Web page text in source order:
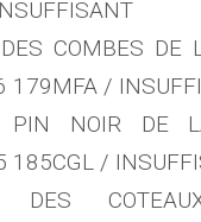
COMBES DE
/
PIN NOIR DE
/
DES